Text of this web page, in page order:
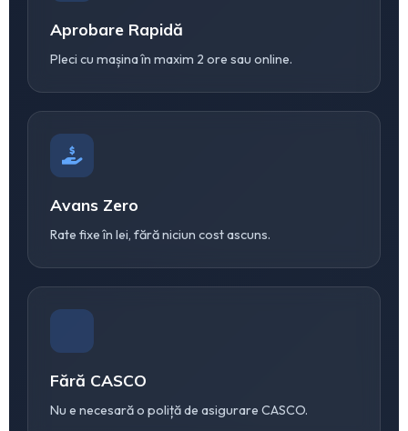
Aprobare Rapidă
Pleci cu mașina în maxim 2 ore sau online.
Avans Zero
Rate fixe în lei, fără niciun cost ascuns.
Fără CASCO
Nu e necesară o poliță de asigurare CASCO.